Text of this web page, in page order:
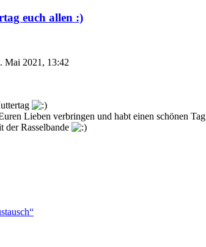
euch allen :)
Mai 2021, 13:42
Lieben verbringen und habt einen schönen Tag
der Rasselbande